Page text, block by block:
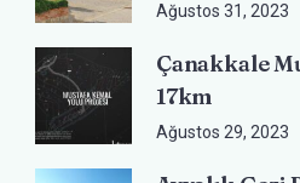
Ağustos 31, 2023
Çanakkale
17km
Ağustos 29, 2023